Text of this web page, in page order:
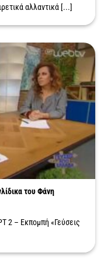
αλλαντικά [...]
του Φάνη
2 – Εκπομπή «Γεύσεις